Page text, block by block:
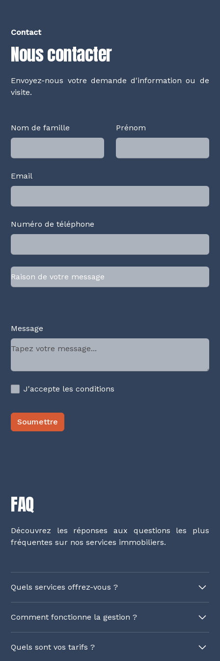
Contact
Nous contacter
Envoyez-nous votre demande d'information ou de
visite.
Nom de famille Prénom
Email
Numéro de téléphone
Message
J'accepte les conditions
FAQ
Découvrez les réponses aux questions les plus
fréquentes sur nos services immobiliers.
Quels services offrez-vous ?
entretien d'immeubles ainsi qu'un
accompagnement pour les investisseurs. Nous
affichons également vos logements libres pour un
Comment fonctionne la gestion ?
locataires, la rédaction des baux, et la gestion des
Quels sont vos tarifs ?